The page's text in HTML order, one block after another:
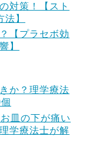
対策！【スト
】
【プラセボ効
】
か？理学療法
皿の下が痛い
学療法士が解